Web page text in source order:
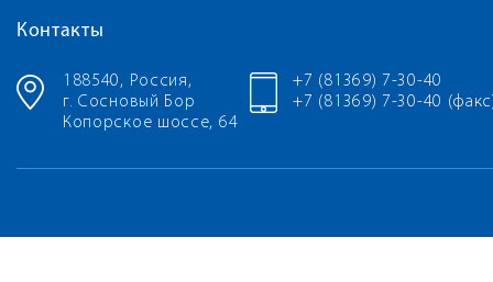
Контакты
188540, Россия,
г. Сосновый Бор
Копорское шоссе, 64
+7 (81369) 7-30-40
+7 (81369) 7-30-40